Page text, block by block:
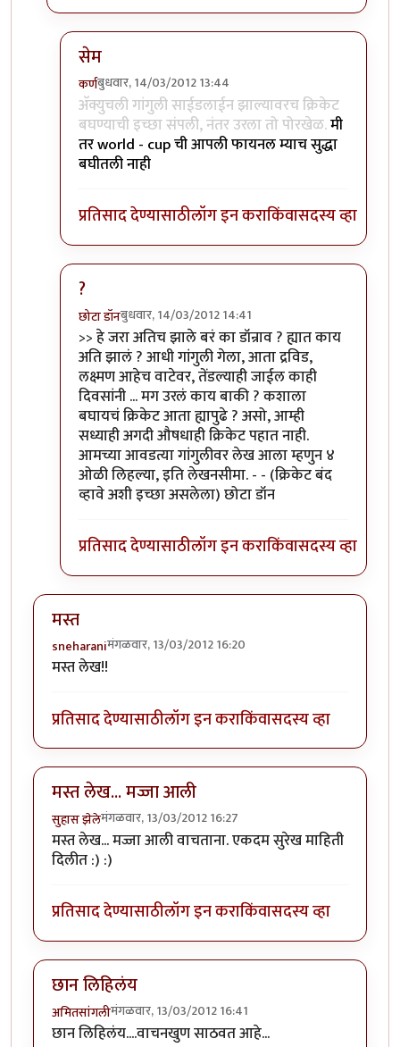
सेम
कर्णबुधवार, 14/03/2012 13:44
In reply toखी खी खी...byसोत्रि
अ‍ॅक्युचली गांगुली साईडलाईन झाल्यावरच क्रिकेट
बघण्याची इच्छा संपली, नंतर उरला तो पोरखेळ.मी
तर world - cup ची आपली फायनल म्याच सुद्धा
बघीतली नाही
प्रतिसाद देण्यासाठीलॉग इन कराकिंवासदस्य व्हा
?
छोटा डॉनबुधवार, 14/03/2012 14:41
In reply toखी खी खी...byसोत्रि
>> हे जरा अतिच झाले बरं का डॉन्राव ? ह्यात काय
अति झालं ? आधी गांगुली गेला, आता द्रविड,
लक्ष्मण आहेच वाटेवर, तेंडल्याही जाईल काही
दिवसांनी ... मग उरलं काय बाकी ? कशाला
बघायचं क्रिकेट आता ह्यापुढे ? असो, आम्ही
सध्याही अगदी औषधाही क्रिकेट पहात नाही.
आमच्या आवडत्या गांगुलीवर लेख आला म्हणुन ४
ओळी लिहल्या, इति लेखनसीमा. - - (क्रिकेट बंद
व्हावे अशी इच्छा असलेला) छोटा डॉन
प्रतिसाद देण्यासाठीलॉग इन कराकिंवासदस्य व्हा
मस्त
sneharaniमंगळवार, 13/03/2012 16:20
मस्त लेख!!
प्रतिसाद देण्यासाठीलॉग इन कराकिंवासदस्य व्हा
मस्त लेख... मज्जा आली
सुहास झेलेमंगळवार, 13/03/2012 16:27
मस्त लेख... मज्जा आली वाचताना. एकदम सुरेख माहिती
दिलीत :) :)
प्रतिसाद देण्यासाठीलॉग इन कराकिंवासदस्य व्हा
छान लिहिलंय
अमितसांगलीमंगळवार, 13/03/2012 16:41
छान लिहिलंय....वाचनखुण साठवत आहे...